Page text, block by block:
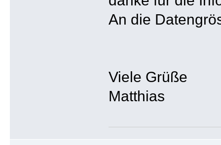
An die
Viele Grüße
Matthias